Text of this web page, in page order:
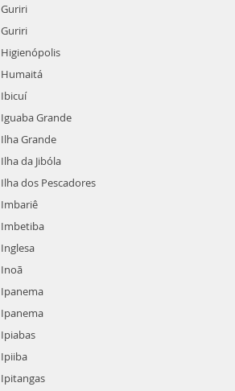
Guriri
Guriri
Higienópolis
Humaitá
Ibicuí
Iguaba Grande
Ilha Grande
Ilha da Jibóla
Ilha dos Pescadores
Imbariê
Imbetiba
Inglesa
Inoã
Ipanema
Ipanema
Ipiabas
Ipiiba
Ipitangas